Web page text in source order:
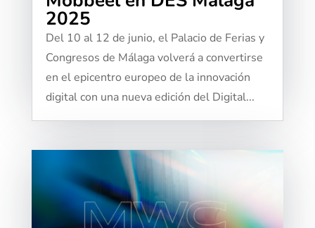
2025
Del 10 al 12 de junio, el Palacio de Ferias y
Congresos de Málaga volverá a convertirse
en el epicentro europeo de la innovación
digital con una nueva edición del Digital...